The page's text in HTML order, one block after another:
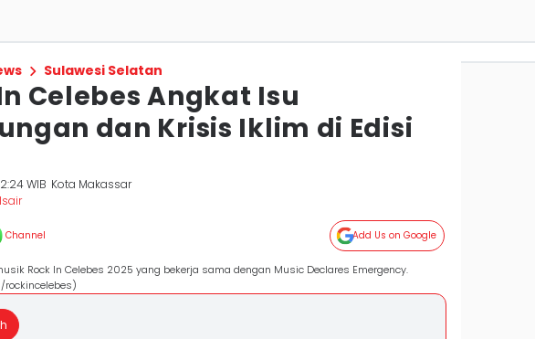
Sulawesi Selatan
Celebes Angkat Isu
dan Krisis Iklim di Edisi
WIB Kota Makassar
Channel Add Us on Google
Rock In Celebes 2025 yang bekerja sama dengan Music Declares Emergency.